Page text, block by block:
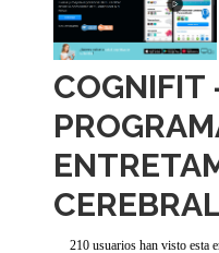
COGNIFIT
210 usuarios han visto esta